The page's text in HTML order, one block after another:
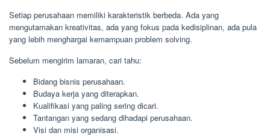
Setiap perusahaan memiliki karakteristik berbeda. Ada yang
mengutamakan kreativitas, ada yang fokus pada kedisiplinan, ada pula
yang lebih menghargai kemampuan problem solving.
Sebelum mengirim lamaran, cari tahu:
Bidang bisnis perusahaan.
Budaya kerja yang diterapkan.
Kualifikasi yang paling sering dicari.
Tantangan yang sedang dihadapi perusahaan.
Visi dan misi organisasi.